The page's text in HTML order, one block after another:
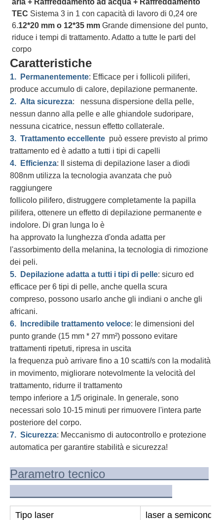
aria + Raffreddamento ad acqua + Raffreddamento
TEC Sistema 3 in 1 con capacità di lavoro di 0,24 ore
6.12*20 mm o 12*35 mm Grande dimensione del punto,
riduce i tempi di trattamento. Adatto a tutte le parti del
corpo
Caratteristiche
1. Permanentemente: Efficace per i follicoli piliferi,
produce accumulo di calore, depilazione permanente.
2. Alta sicurezza: nessuna dispersione della pelle,
nessun danno alla pelle e alle ghiandole sudoripare,
nessuna cicatrice, nessun effetto collaterale.
3. Trattamento eccellente può essere previsto al primo
trattamento ed è adatto a tutti i tipi di capelli
4.
Efficienza: Il sistema di depilazione laser a diodi
808nm utilizza la tecnologia avanzata che può
raggiungere
follicolo pilifero, distruggere completamente la papilla
pilifera, ottenere un effetto di depilazione permanente e
indolore. Di gran lunga lo è
ha approvato la lunghezza d'onda adatta per
l'assorbimento della melanina, la tecnologia di rimozione
dei peli.
5.
Depilazione adatta a tutti i tipi di pelle: sicuro ed
efficace per 6 tipi di pelle, anche quella scura
compreso, possono usarlo anche gli indiani o anche gli
africani.
6.
Incredibile trattamento veloce: le dimensioni del
punto grande (15 mm * 27 mm²) possono evitare
trattamenti ripetuti, ripresa in uscita
la frequenza può arrivare fino a 10 scatti/s con la modalità
in movimento, migliorare notevolmente la velocità del
trattamento, ridurre il trattamento
tempo inferiore a 1/5 originale. In generale, sono
necessari solo 10-15 minuti per rimuovere l'intera parte
posteriore del corpo.
7. Sicurezza: Meccanismo di autocontrollo e protezione
automatica per garantire stabilità e sicurezza!
Parametro tecnico
Tipo laser
laser a